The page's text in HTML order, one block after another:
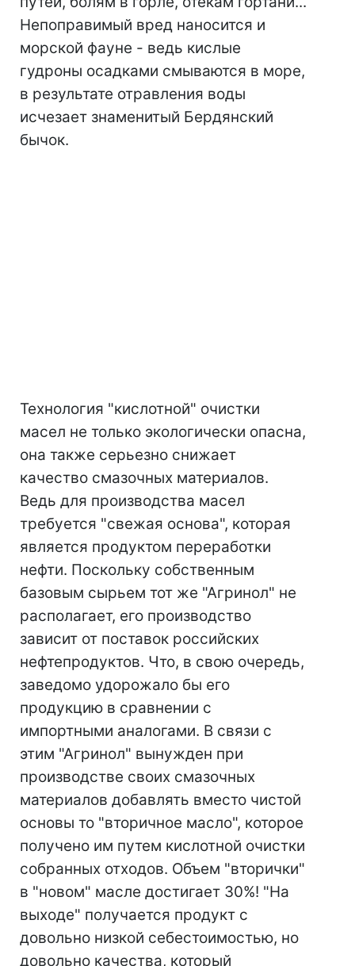
Непоправимый вред наносится и
морской фауне - ведь кислые
гудроны осадками смываются в море,
в результате отравления воды
исчезает знаменитый Бердянский
бычок.
Технология "кислотной" очистки
масел не только экологически опасна,
она также серьезно снижает
качество смазочных материалов.
Ведь для производства масел
требуется "свежая основа", которая
является продуктом переработки
нефти. Поскольку собственным
базовым сырьем тот же "Агринол" не
располагает, его производство
зависит от поставок российских
нефтепродуктов. Что, в свою очередь,
заведомо удорожало бы его
продукцию в сравнении с
импортными аналогами. В связи с
этим "Агринол" вынужден при
производстве своих смазочных
материалов добавлять вместо чистой
основы то "вторичное масло", которое
получено им путем кислотной очистки
собранных отходов. Объем "вторички"
в "новом" масле достигает 30%! "На
выходе" получается продукт с
довольно низкой себестоимостью, но
довольно качества, который